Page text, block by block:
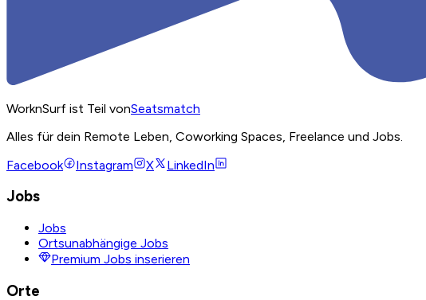
WorknSurf ist Teil vonSeatsmatch
Alles für dein Remote Leben, Coworking Spaces, Freelance und Jobs.
Facebook
Instagram X LinkedIn
Jobs
Jobs
Ortsunabhängige Jobs
Premium Jobs inserieren
Orte